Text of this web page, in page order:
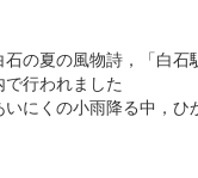
の夏の風物詩，「白石
で行われました
にくの小雨降る中，ひ